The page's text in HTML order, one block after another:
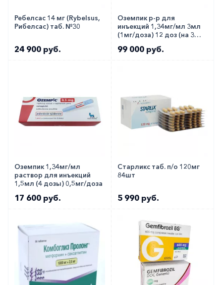
Ребелсас 14 мг (Rybelsus,
Рибелсас) таб. №30
24 900 руб.
Оземпик р-р для
инъекций 1,34мг/мл 3мл
(1мг/доза) 12 доз (на 3
99 000 руб.
Оземпик 1,34мг/мл
раствор для инъекций
1,5мл (4 дозы) 0,5мг/доза
17 600 руб.
Старликс таб. п/о 120мг
84шт
5 990 руб.